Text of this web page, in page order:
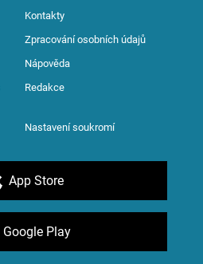
Kontakty
Zpracování osobních údajů
Nápověda
Redakce
Nastavení soukromí
App Store
Google Play